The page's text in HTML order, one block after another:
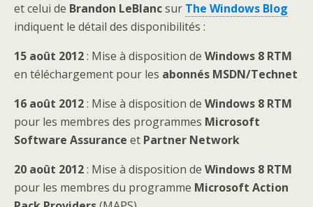
et celui de Brandon LeBlancsur The Windows Blog
indiquent le détail des disponibilités :
15 août 2012: Mise à disposition de Windows 8 RTM
en téléchargement pour les abonnés MSDN/Technet
16 août 2012: Mise à disposition de Windows 8 RTM
pour les membres des programmes Microsoft
Software Assurance et Partner Network
20 août 2012: Mise à disposition de Windows 8 RTM
pour les membres du programme Microsoft Action